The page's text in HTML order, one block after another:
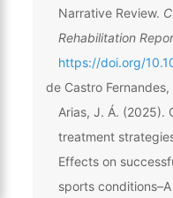
Narrative Review.
Rehabilitation
https://doi.org/
de Castro
Arias, J. Á. (2025).
treatment
Effects on
sports